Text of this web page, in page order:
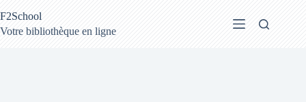
au
contenu
F2School
Votre bibliothèque en ligne